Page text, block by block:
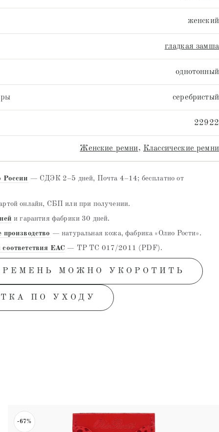
женский
гладкая замша
однотонный
серебристый
22922
Женские ремни, Классические ремни
России — СДЭК 2–5 дней, Почта 4–14; бесплатно от
онлайн, СБП или при получении.
и гарантия фабрики 30 дней.
производство — натуральная кожа, фабрика «Олио Рости».
EAC — ТР ТС 017/2011 (PDF).
РЕМЕНЬ МОЖНО УКОРОТИТЬ
ПО УХОДУ
-67%